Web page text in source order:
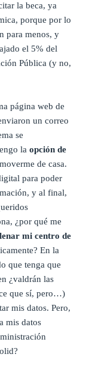
la beca, ya
porque por lo
para menos, y
el 5% del
Pública (y no,
página web de
un correo
se
laopción de
de casa.
para poder
y al final,
¿por qué me
mi centro de
En la
que tenga que
¿valdrán las
que sí, pero…)
mis datos. Pero,
mis datos